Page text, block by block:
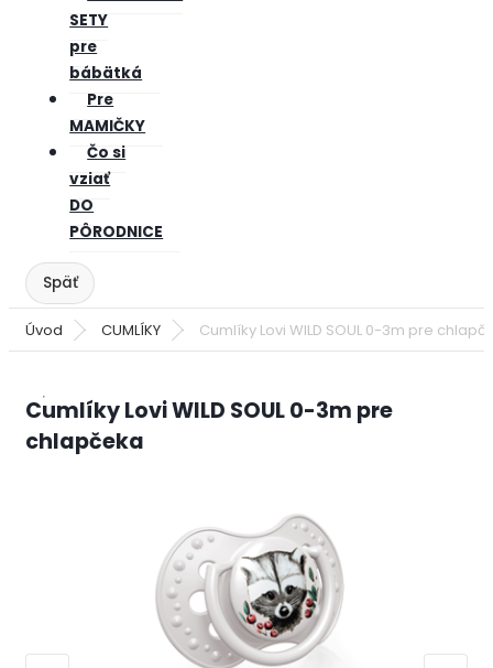
SETY
pre
bábätká
Pre
MAMIČKY
Čo si
vziať
DO
PÔRODNICE
Úvod CUMLÍKY Cumlíky Lovi WILD SOUL 0-3m pre
Cumlíky Lovi WILD SOUL 0-3m pre
chlapčeka